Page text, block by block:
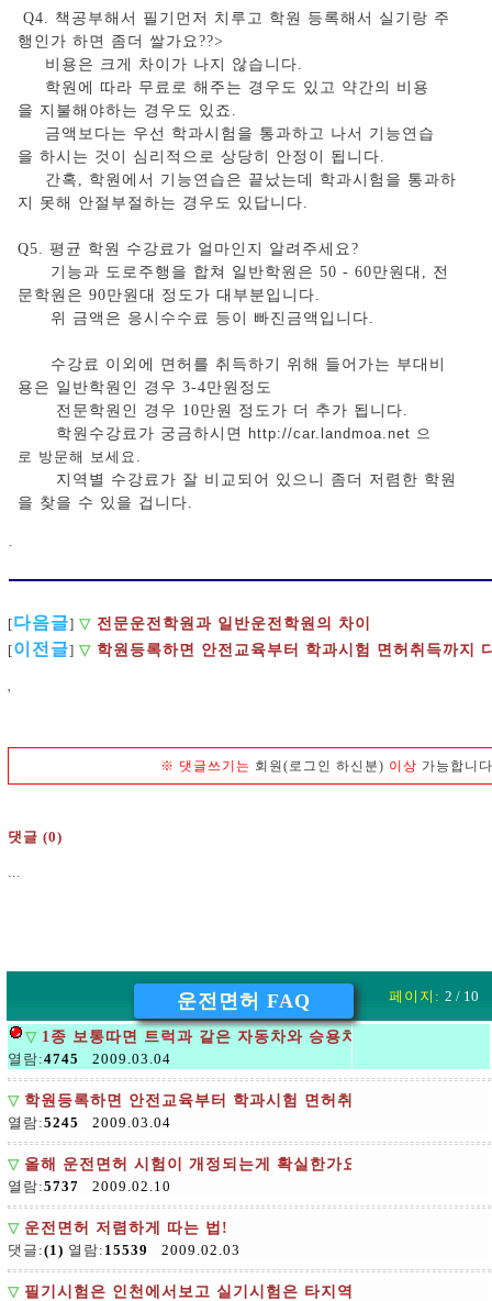
Q4. 책공부해서 필기먼저 치루고 학원 등록해서 실기랑 주
행인가 하면 좀더 쌀가요??>
비용은 크게 차이가 나지 않습니다.
학원에 따라 무료로 해주는 경우도 있고 약간의 비용
을 지불해야하는 경우도 있죠.
금액보다는 우선 학과시험을 통과하고 나서 기능연습
을 하시는 것이 심리적으로 상당히 안정이 됩니다.
간혹, 학원에서 기능연습은 끝났는데 학과시험을 통과하
지 못해 안절부절하는 경우도 있답니다.
Q5. 평균 학원 수강료가 얼마인지 알려주세요?
기능과 도로주행을 합쳐 일반학원은 50 - 60만원대, 전
문학원은 90만원대 정도가 대부분입니다.
위 금액은 응시수수료 등이 빠진금액입니다.
수강료 이외에 면허를 취득하기 위해 들어가는 부대비
용은 일반학원인 경우 3-4만원정도
전문학원인 경우 10만원 정도가 더 추가 됩니다.
학원수강료가 궁금하시면
http://car.landmoa.net 으
로 방문해 보세요 .
지역별 수강료가 잘 비교되어 있으니 좀더 저렴한 학원
을 찾을 수 있을 겁니다.
.
[다음글] ▽ 전문운전학원과 일반운전학원의 차이
[이전글] ▽ 학원등록하면 안전교육부터 학과시험 면허취득까지
'
※ 댓글쓰기는 회원(로그인 하신분) 이상 가능합니
댓글 (0)
...
운전면허 FAQ 페이지: 2 / 10
▽ 1종 보통따면 트럭과 같은 자동차와 승용차 둘다 운전할수있
열람:4745 2009.03.04
▽ 학원등록하면 안전교육부터 학과시험 면허취득까지 다 알아서
열람:5245 2009.03.04
▽ 올해 운전면허 시험이 개정되는게 확실한가요
열람:5737 2009.02.10
▽ 운전면허 저렴하게 따는 법!
댓글:(1) 열람: 15539 2009.02.03
▽ 필기시험은 인천에서보고 실기시험은 타지역에서